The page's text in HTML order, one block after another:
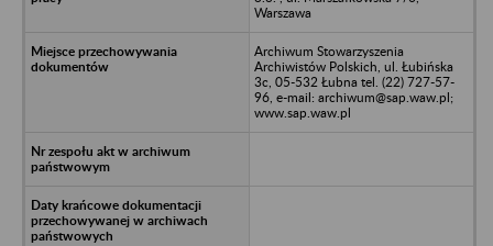
Warszawa
Archiwum Stowarzyszenia
Archiwistów Polskich, ul. Łubińska
3c, 05-532 Łubna tel. (22) 727-57-
96, e-mail: archiwum@sap.waw.pl;
www.sap.waw.pl